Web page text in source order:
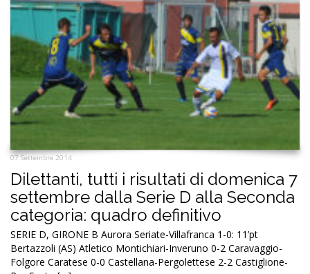
07 Settembre 2014
Dilettanti, tutti i risultati di domenica 7
settembre dalla Serie D alla Seconda
categoria: quadro definitivo
SERIE D, GIRONE B Aurora Seriate-Villafranca 1-0: 11’pt
Bertazzoli (AS) Atletico Montichiari-Inveruno 0-2 Caravaggio-
Folgore Caratese 0-0 Castellana-Pergolettese 2-2 Castiglione-